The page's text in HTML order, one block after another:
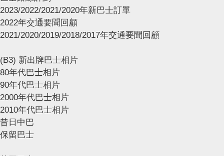
2023/2022/2021/2020年新巴士訂單
2022年交通要聞回顧
2021/2020/2019/2018/2017年交通要聞回顧
(B3) 新出牌巴士相片
80年代巴士相片
90年代巴士相片
2000年代巴士相片
2010年代巴士相片
昔日中巴
保留巴士